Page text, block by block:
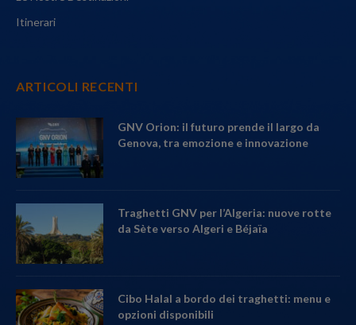
Itinerari
ARTICOLI RECENTI
GNV Orion: il futuro prende il largo da
Genova, tra emozione e innovazione
Traghetti GNV per l’Algeria: nuove rotte
da Sète verso Algeri e Béjaïa
Cibo Halal a bordo dei traghetti: menu e
opzioni disponibili